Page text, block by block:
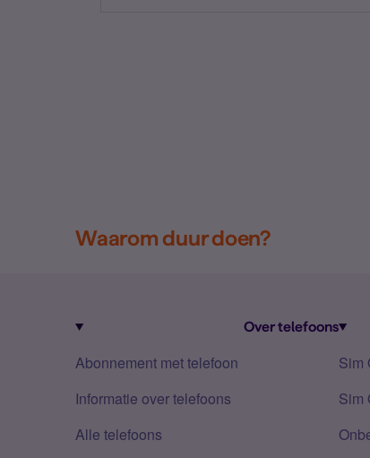
Waarom duur doen?
Over telefoons
Abonnement met telefoon
Informatie over telefoons
Alle telefoons
Sim
Sim